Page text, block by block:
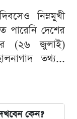
নিম্নমুখী
পারেনি দেশের
(২৬ জুলাই)
তথ্য...
কেন?